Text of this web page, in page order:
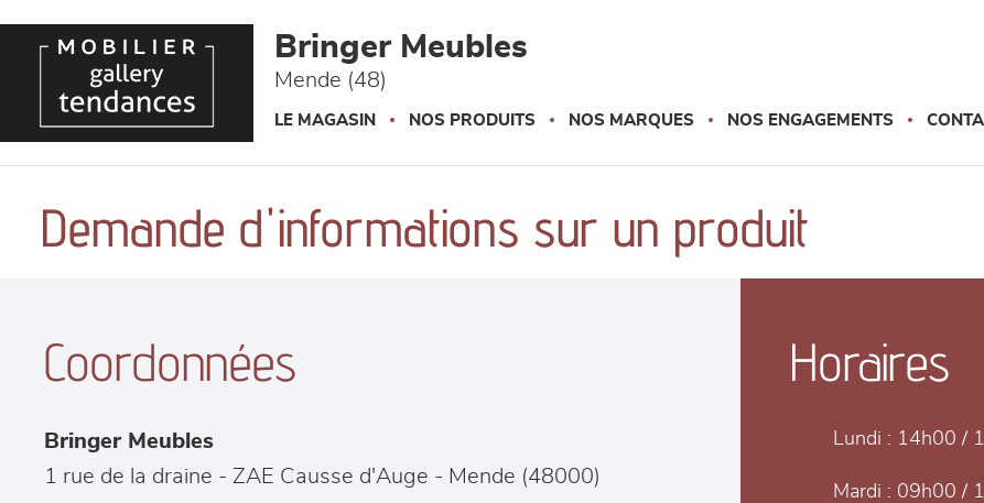
Bringer Meubles
Mende (48)
LE MAGASIN NOS PRODUITS NOS MARQUES NOS ENGAGEMENTS
Demande d'informations sur un produit
Coordonnées
Bringer Meubles
1 rue de la draine - ZAE Causse d'Auge - Mende (48000)
Horaires
Lundi : 14h00 /
Mardi : 09h00 /